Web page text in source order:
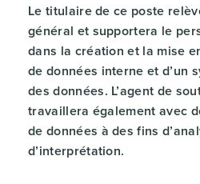
Le titulaire de ce poste
général et supportera le
dans la création et la mise
de données interne et d’un
des données. L’agent de
travaillera également avec
de données à des fins
d’interprétation.